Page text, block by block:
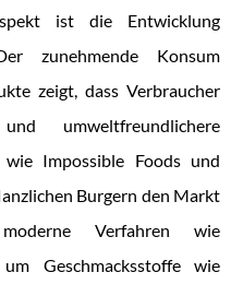
ist die Entwicklung
zunehmende Konsum
zeigt, dass Verbraucher
umweltfreundlichere
Impossible Foods und
Burgern den Markt
Verfahren wie
Geschmacksstoffe wie